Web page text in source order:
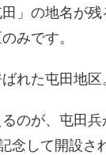
」の地名が
みです。
れた屯田地区。
のが、屯田
念して開設さ